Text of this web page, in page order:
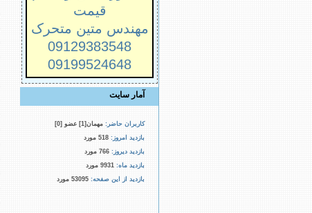
قیمت
مهندس متین متحرک
09129383548
09199524648
آمار سایت
کاربران حاضر: مهمان[1] عضو [0]
بازدید امروز: 518 مورد
بازدید دیروز: 766 مورد
بازدید ماه: 9931 مورد
بازدید از این صفحه: 53095 مورد